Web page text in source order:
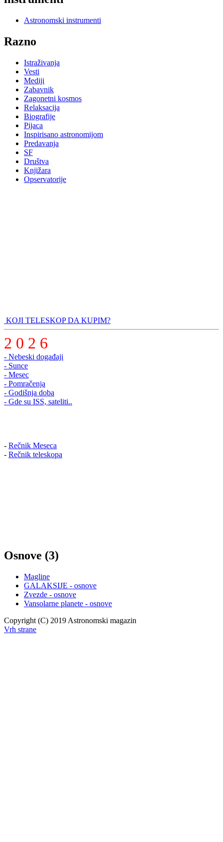
Astronomski instrumenti
Razno
Istraživanja
Vesti
Mediji
Zabavnik
Zagonetni kosmos
Relaksacija
Biografije
Pijaca
Inspirisano astronomijom
Predavanja
SF
Društva
Knjižara
Opservatorije
KOJI TELESKOP DA KUPIM?
2 0 2 6
- Nebeski događaji
- Sunce
- Mesec
- Pomračenja
- Godišnja doba
- Gde su ISS, sateliti..
- Rečnik Meseca
- Rečnik teleskopa
Osnove (3)
Magline
GALAKSIJE - osnove
Zvezde - osnove
Vansolarne planete - osnove
Copyright (C) 2019 Astronomski magazin
Vrh strane